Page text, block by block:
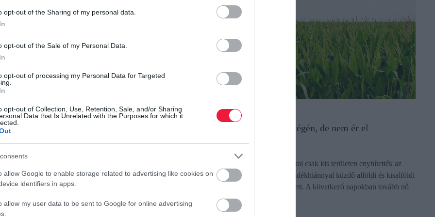
opt-out of the Sharing of my personal data.
opt-out of the Sale of my Personal Data.
opt-out of processing my Personal Data for Targeted
opt-out of Collection, Use, Retention, Sale, and/or Sharing
Data that Is Unrelated with the Purposes for which it
allow Google to enable storage related to advertising like cookies on
identifiers in apps.
allow my user data to be sent to Google for online advertising
szupertáplálék) olyan kiemelkedő tápértékkel bíró,
lényegesen nagyobb koncentrációban tartalmaz
Rendszeres fogyasztásuk bizonyítottan támogatja az
krónikus betegségek megelőzéséhez.
élelmiszerek
a kezdő kertészek is játszva elboldogulnak. Tavasz
szellős földet, napi 4-5 óra közvetlen napfényt
a végleges helyükre, legalább 1 méteres tőtávolsággal.
igényel. A forró időszakokban alaposan öntözzük meg,
eltartható termést.
így a palántákat az utolsó fagyok után ültessük el
NÖVÉNYTERMESZTÉS
Jön a csapadék a hétvégén, de nem ér el
mindenhova
Az elmúlt napok esői, záporai csak kis területen enyhítették az
aszályt, a legnagyobb csapadékhiánnyal küzdő alföldi és kisalföldi
területeken egyelőre alig esett. A következő napokban tovább nő
a…
rectangle